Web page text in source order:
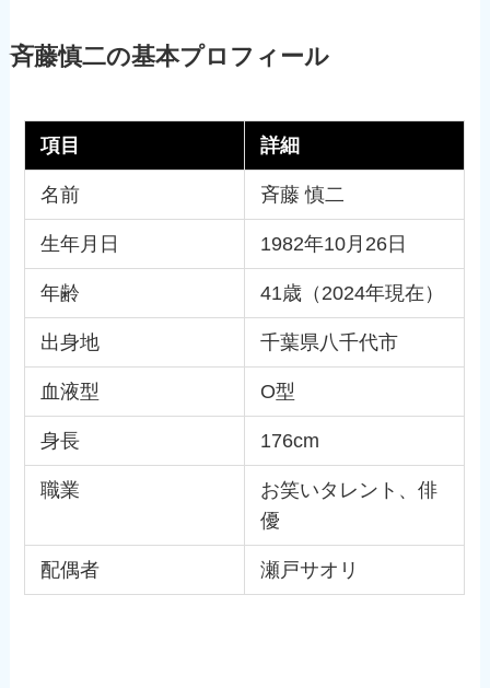
斉藤慎二の基本プロフィール
項目 詳細
名前 斉藤 慎二
生年月日 1982年10月26日
年齢 41歳（2024年現在）
出身地 千葉県八千代市
血液型 O型
身長 176cm
職業
お笑いタレント、俳
優
配偶者 瀬戸サオリ